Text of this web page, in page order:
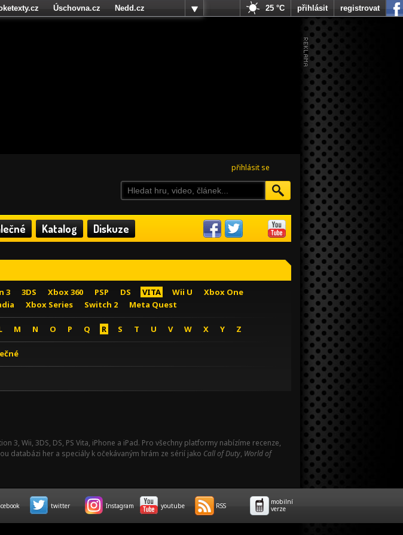
přihlásit se
Katalog Diskuze
3 3DS Xbox 360 PSP DS VITA Wii U
Xbox One
Xbox Series Switch 2 Meta Quest
M N O P Q R S T U V W X Y Z
3, Wii, 3DS, DS, PS Vita, iPhone a iPad. Pro všechny platformy nabízíme recenze,
databázi her a speciály k očekávaným hrám ze sérií jako Call of Duty, World of
Úschovna.cz
Nedd.cz
25 °C přihlásit registrovat
twitter Instagram youtube RSS
mobilní
verze